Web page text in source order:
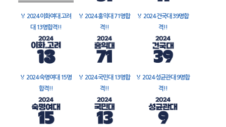
🏅 2024 이화여대 고려
대 13명합격!!
🏅 2024 홍익대 71명합
격!!
🏅 2024 건국대 39명합
격!!
🏅 2024 숙명여대 15명
합격!!
🏅 2024 국민대 13명합
격!!
🏅 2024 성균관대 9명합
격!!